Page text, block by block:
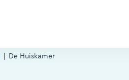
De Huiskamer